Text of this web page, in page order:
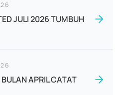
JULI 2026 TUMBUH
APRIL CATAT